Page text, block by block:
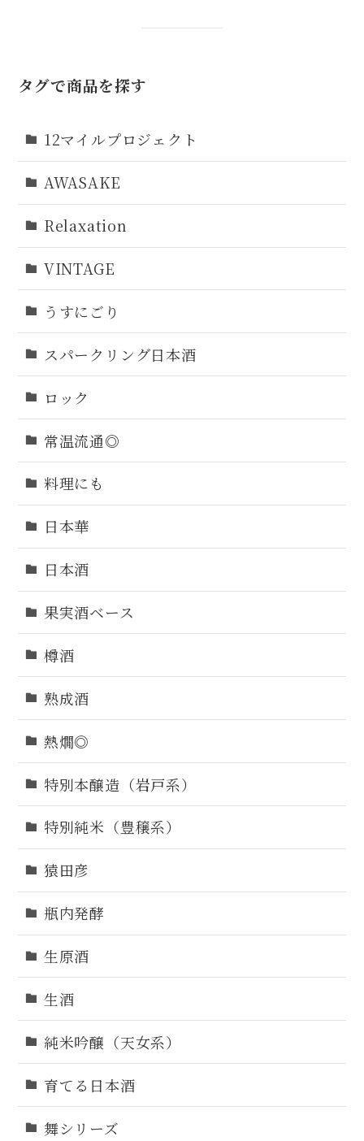
タグで商品を探す
12マイルプロジェクト
AWASAKE
Relaxation
VINTAGE
うすにごり
スパークリング日本酒
ロック
常温流通◎
料理にも
日本華
日本酒
果実酒ベース
樽酒
熟成酒
熱燗◎
特別本醸造（岩戸系）
特別純米（豊穣系）
猿田彦
瓶内発酵
生原酒
生酒
純米吟醸（天女系）
育てる日本酒
舞シリーズ